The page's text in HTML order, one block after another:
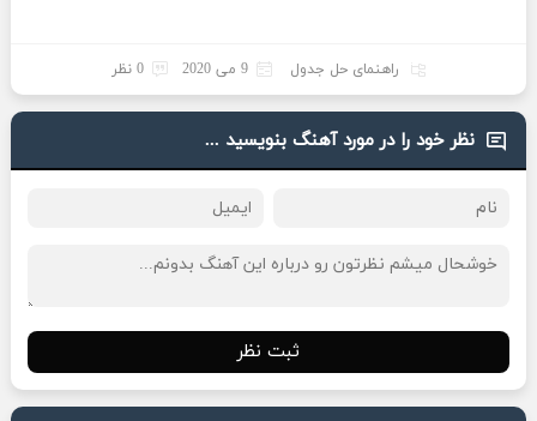
راهنمای حل جدول 9 می 2020 0 نظر
نظر خود را در مورد آهنگ بنویسید ...
ثبت نظر